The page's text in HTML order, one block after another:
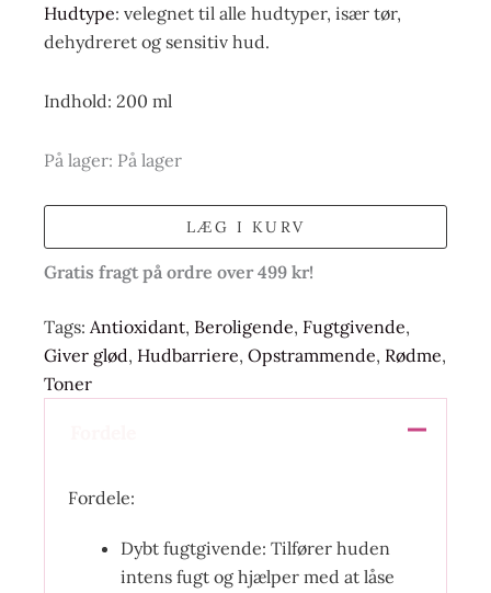
Hudtype: velegnet til alle hudtyper, især tør,
dehydreret og sensitiv hud.
Indhold: 200 ml
På lager: På lager
LÆG I KURV
Gratis fragt på ordre over 499 kr!
Tags: Antioxidant, Beroligende, Fugtgivende,
Giver glød, Hudbarriere, Opstrammende, Rødme,
Toner
Fordele:
Dybt fugtgivende: Tilfører huden
intens fugt og hjælper med at låse